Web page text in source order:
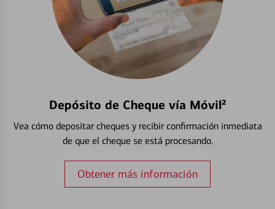
Depósito de Cheque vía Móvil²
Vea cómo depositar cheques y recibir confirmación inmediata
de que el cheque se está procesando.
Obtener más información